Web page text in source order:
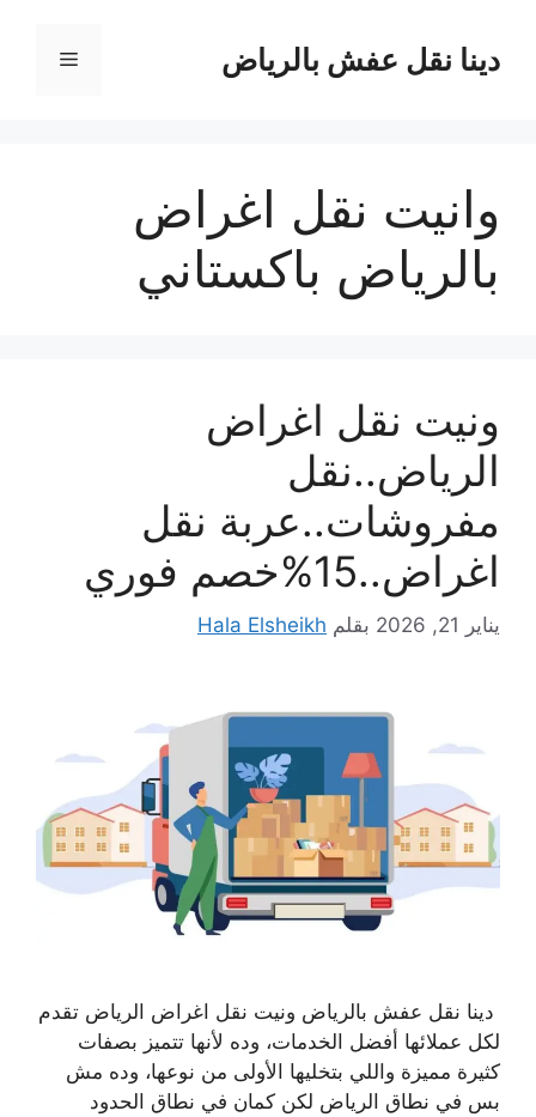
المحتوىدينا نقل عفش بالرياض القائمة
وانيت نقل اغراض
بالرياض باكستاني
ونيت نقل اغراض
الرياض..نقل
مفروشات..عربة نقل
اغراض..15%خصم فوري
يناير 21, 2026 بقلم Hala Elsheikh
دينا نقل عفش بالرياض ونيت نقل اغراض الرياض تقدم
لكل عملائها أفضل الخدمات، وده لأنها تتميز بصفات
كثيرة مميزة واللي بتخليها الأولى من نوعها، وده مش
بس في نطاق الرياض لكن كمان في نطاق الحدود